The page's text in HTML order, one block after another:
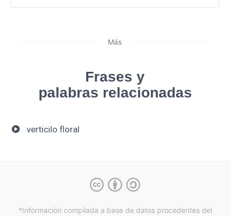
Más
Frases y
palabras relacionadas
verticilo floral
*Información compilada a base de datos procedentes del